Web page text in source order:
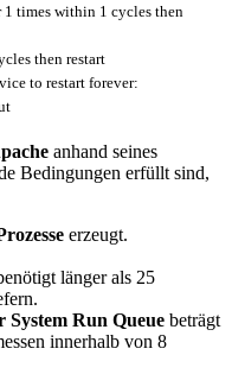
1 times within 1 cycles then
then restart
to restart forever:
anhand seines
Bedingungen erfüllt sind,
erzeugt.
länger als 25
System Run Queue beträgt
innerhalb von 8